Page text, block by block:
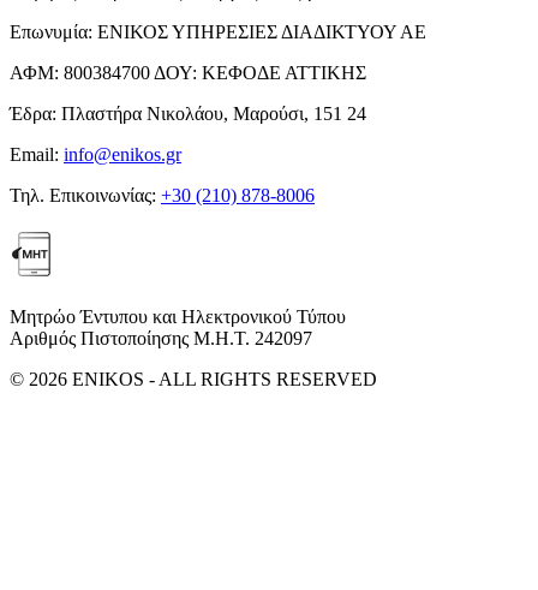
Επωνυμία: ΕΝΙΚΟΣ ΥΠΗΡΕΣΙΕΣ ΔΙΑΔΙΚΤΥΟΥ ΑΕ
ΑΦΜ: 800384700 ΔΟΥ: ΚΕΦΟΔΕ ΑΤΤΙΚΗΣ
Έδρα: Πλαστήρα Νικολάου, Μαρούσι, 151 24
Email: info@enikos.gr
Τηλ. Επικοινωνίας: +30 (210) 878-8006
Μητρώο Έντυπου και Ηλεκτρονικού Τύπου
Αριθμός Πιστοποίησης Μ.Η.Τ. 242097
© 2026 ENIKOS - ALL RIGHTS RESERVED